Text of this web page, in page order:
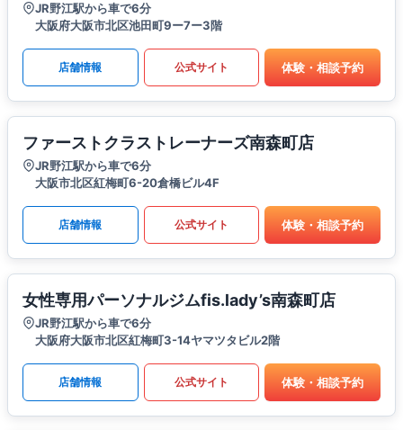
JR野江駅から車で6分
大阪府大阪市北区池田町9ー7ー3階
店舗情報 公式サイト 体験・相談予約
ファーストクラストレーナーズ南森町店
JR野江駅から車で6分
大阪市北区紅梅町6-20倉橋ビル4F
店舗情報 公式サイト 体験・相談予約
女性専用パーソナルジムfis.lady’s南森町店
JR野江駅から車で6分
大阪府大阪市北区紅梅町3-14ヤマツタビル2階
店舗情報 公式サイト 体験・相談予約